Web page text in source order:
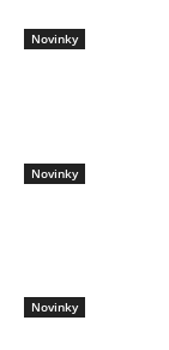
Novinky
Novinky
Novinky